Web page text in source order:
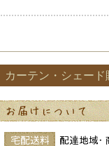
カーテン・シェー